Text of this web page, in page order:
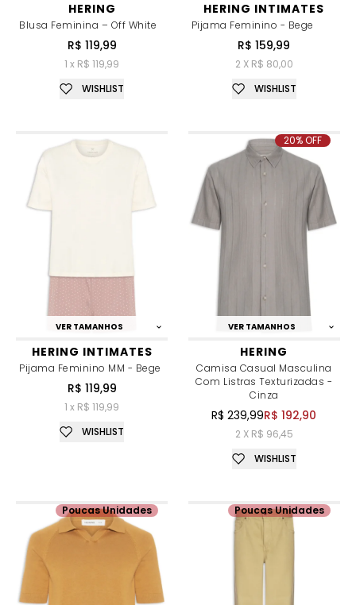
HERING
Blusa Feminina – Off White
R$ 119,99
1 x R$ 119,99
WISHLIST
HERING INTIMATES
Pijama Feminino - Bege
R$ 159,99
2 X R$ 80,00
WISHLIST
VER TAMANHOS
HERING INTIMATES
Pijama Feminino MM - Bege
R$ 119,99
1 x R$ 119,99
WISHLIST
VER TAMANHOS
HERING
Camisa Casual Masculina
Com Listras Texturizadas -
Cinza
R$ 239,99R$ 192,90
2 X R$ 96,45
20% OFF
WISHLIST
Poucas Unidades Poucas Unidades